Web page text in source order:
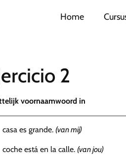
Home
2
voornaamwoord in
casa es grande. (van mij)
coche está en la calle. (van jou)